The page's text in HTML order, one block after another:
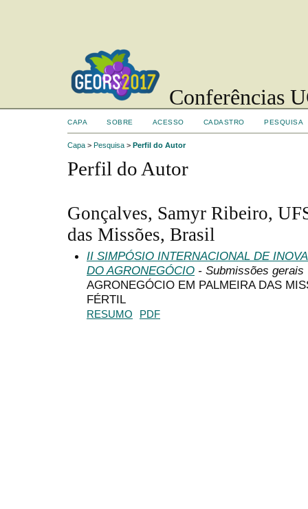
Conferências
CAPA SOBRE ACESSO CADASTRO PESQUISA
Capa > Pesquisa > Perfil do Autor
Perfil do Autor
Gonçalves, Samyr Ribeiro,
das Missões, Brasil
II SIMPÓSIO INTERNACIONAL DE
DO AGRONEGÓCIO - Submissões gerais
AGRONEGÓCIO EM PALMEIRA DAS
FÉRTIL
RESUMO PDF